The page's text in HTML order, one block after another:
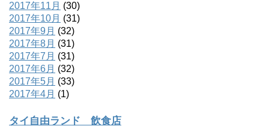
2017年11月 (30)
2017年10月 (31)
2017年9月 (32)
2017年8月 (31)
2017年7月 (31)
2017年6月 (32)
2017年5月 (33)
2017年4月 (1)
タイ自由ランド 飲食店